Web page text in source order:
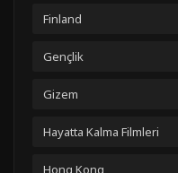
Finland
Gençlik
Gizem
Hayatta Kalma Filmleri
Hong Kong